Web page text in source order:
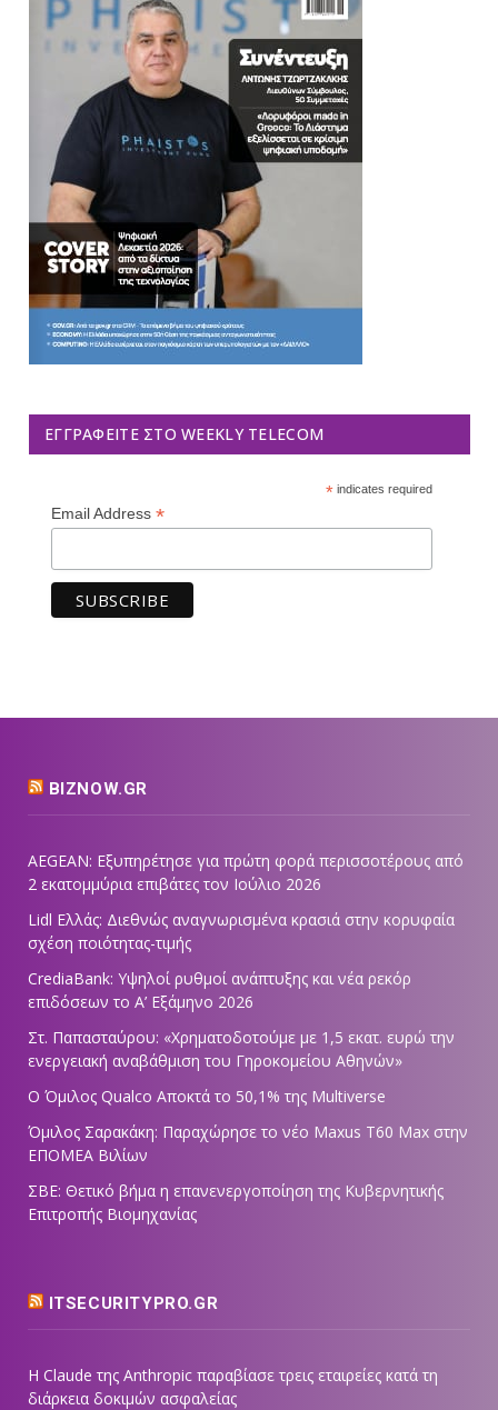
ΕΓΓΡΑΦΕΊΤΕ ΣΤΟ WEEKLY TELECOM
*indicates required
Email Address *
BIZNOW.GR
AEGEAN: Εξυπηρέτησε για πρώτη φορά περισσοτέρους από
2 εκατομμύρια επιβάτες τον Ιούλιο 2026
Lidl Ελλάς: Διεθνώς αναγνωρισμένα κρασιά στην κορυφαία
σχέση ποιότητας-τιμής
CrediaBank: Υψηλοί ρυθμοί ανάπτυξης και νέα ρεκόρ
επιδόσεων το Α’ Εξάμηνο 2026
Στ. Παπασταύρου: «Χρηματοδοτούμε με 1,5 εκατ. ευρώ την
ενεργειακή αναβάθμιση του Γηροκομείου Αθηνών»
Ο Όμιλος Qualco Αποκτά το 50,1% της Multiverse
Όμιλος Σαρακάκη: Παραχώρησε το νέο Maxus T60 Max στην
ΕΠΟΜΕΑ Βιλίων
ΣΒΕ: Θετικό βήμα η επανενεργοποίηση της Κυβερνητικής
Επιτροπής Βιομηχανίας
ITSECURITYPRO.GR
Η Claude της Anthropic παραβίασε τρεις εταιρείες κατά τη
διάρκεια δοκιμών ασφαλείας